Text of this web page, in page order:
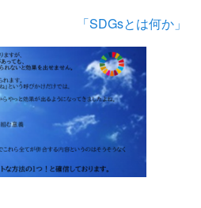
「SDGsとは何か」